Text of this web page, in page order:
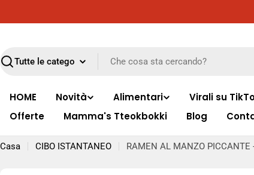
al
Ricerca
HOME Novità Alimentari Virali su
Offerte
Mamma's Tteokbokki Blog
Casa CIBO ISTANTANEO RAMEN AL MANZO PICCANTE